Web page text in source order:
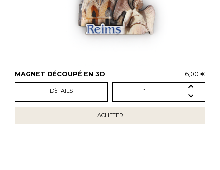
MAGNET DÉCOUPÉ EN 3D 6,00 €
DÉTAILS 1
ACHETER